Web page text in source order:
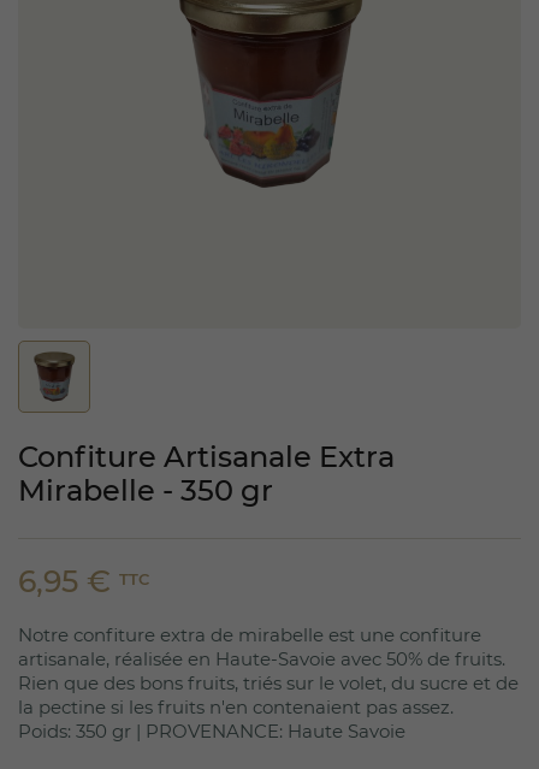
Confiture Artisanale Extra
Mirabelle - 350 gr
6,95 € TTC
Notre confiture extra de mirabelle est une confiture
artisanale, réalisée en Haute-Savoie avec 50% de fruits.
Rien que des bons fruits, triés sur le volet, du sucre et de
la pectine si les fruits n'en contenaient pas assez.
Poids: 350 gr | PROVENANCE: Haute Savoie